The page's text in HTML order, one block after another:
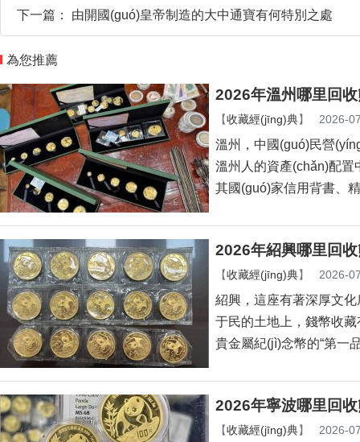
下一篇： 由開國(guó)皇帝制造的大中通寶有何特別之處
為您推薦
2026年溫州哪里回收
【收藏經(jīng)典】 2026-
溫州，中國(guó)民營
溫州人的資產(chǎn)配置
其國(guó)家信用背書
2026年紹興哪里回收
【收藏經(jīng)典】 2026-
紹興，這座有著深厚文化
于民的土地上，錢幣收
貴金屬紀(jì)念幣的“第一
2026年寧波哪里回
【收藏經(jīng)典】 2026-